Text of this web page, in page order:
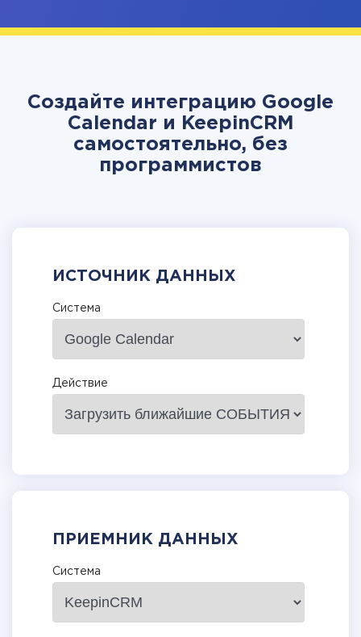
Создайте интеграцию Google
Calendar и KeepinCRM
самостоятельно, без
программистов
ИСТОЧНИК ДАННЫХ
Система
Действие
ПРИЕМНИК ДАННЫХ
Система